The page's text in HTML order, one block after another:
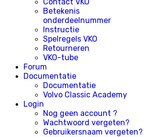
Betekenis
onderdeelnummer
Instructie
Spelregels VKO
Retourneren
VKO-tube
Forum
Documentatie
Documentatie
Volvo Classic Academy
Login
Nog geen account ?
Wachtwoord vergeten?
Gebruikersnaam vergeten?